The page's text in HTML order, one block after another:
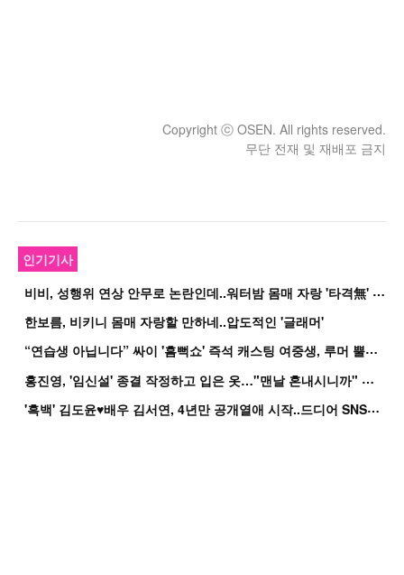
Copyright ⓒ OSEN. All rights reserved.
무단 전재 및 재배포 금지
인기기사
비
비, 성행위 연상 안무로 논란인데..워터밤 몸매 자랑 '타격無' 근황
한보름, 비키니 몸매 자랑할 만하네..압도적인 '글래머'
“
연습생 아닙니다” 싸이 '흠뻑쇼' 즉석 캐스팅 여중생, 루머 뿔났다[Oh!쎈 이...
홍
진영, '임신설' 종결 작정하고 입은 옷…"맨날 혼내시니까" 억울
'
흑백' 김도윤♥배우 김서연, 4년만 공개열애 시작..드디어 SNS에 노출 [핫피...